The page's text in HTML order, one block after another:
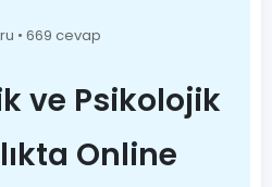
• 669 cevap
ve Psikolojik
Online